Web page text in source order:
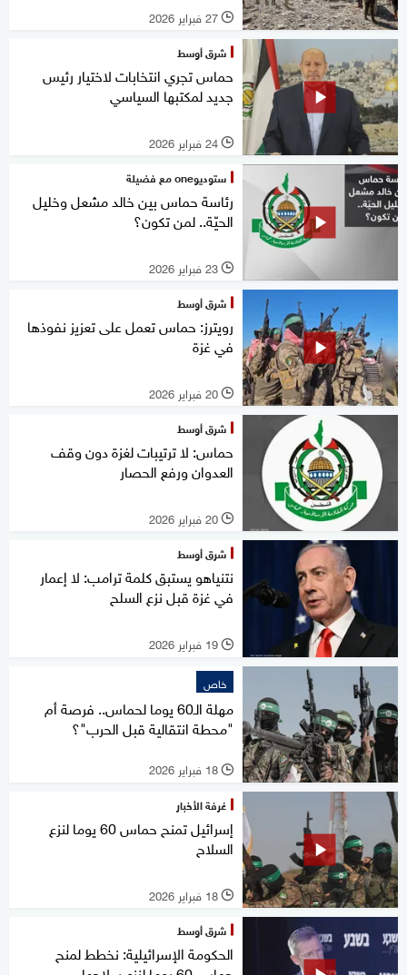
l 27 فبراير 2026
شرق أوسط
حماس تجري انتخابات لاختيار رئيس
جديد لمكتبها السياسي
l 24 فبراير 2026
ستوديوone مع فضيلة
رئاسة حماس بين خالد مشعل وخليل
الحيّة.. لمن تكون؟
l 23 فبراير 2026
شرق أوسط
رويترز: حماس تعمل على تعزيز نفوذها
في غزة
l 20 فبراير 2026
شرق أوسط
حماس: لا ترتيبات لغزة دون وقف
العدوان ورفع الحصار
l 20 فبراير 2026
شرق أوسط
نتنياهو يستبق كلمة ترامب: لا إعمار
في غزة قبل نزع السلح
l 19 فبراير 2026
خاص
مهلة الـ60 يوما لحماس.. فرصة أم
"محطة انتقالية قبل الحرب"؟
l 18 فبراير 2026
غرفة الأخبار
إسرائيل تمنح حماس 60 يوما لنزع
السلاح
l 18 فبراير 2026
شرق أوسط
الحكومة الإسرائيلية: نخطط لمنح